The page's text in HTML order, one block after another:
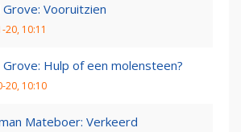
Grove: Vooruitzien
20, 10:11
Grove: Hulp of een molensteen?
20, 10:10
Mateboer: Verkeerd